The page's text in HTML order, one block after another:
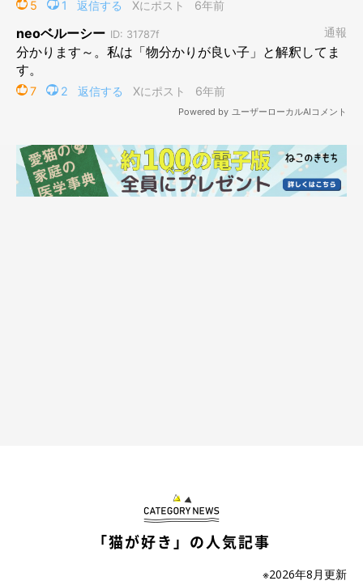
仁子
「猫が好き」の人気記事
※2026年8月更新